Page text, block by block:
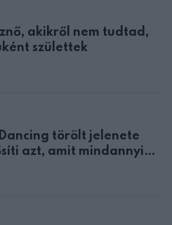
akikről nem tudtad,
születtek
törölt jelenete
azt, amit mindannyian